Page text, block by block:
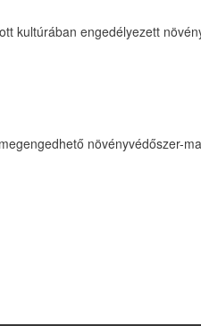
engedélyezett
növényvédőszer-